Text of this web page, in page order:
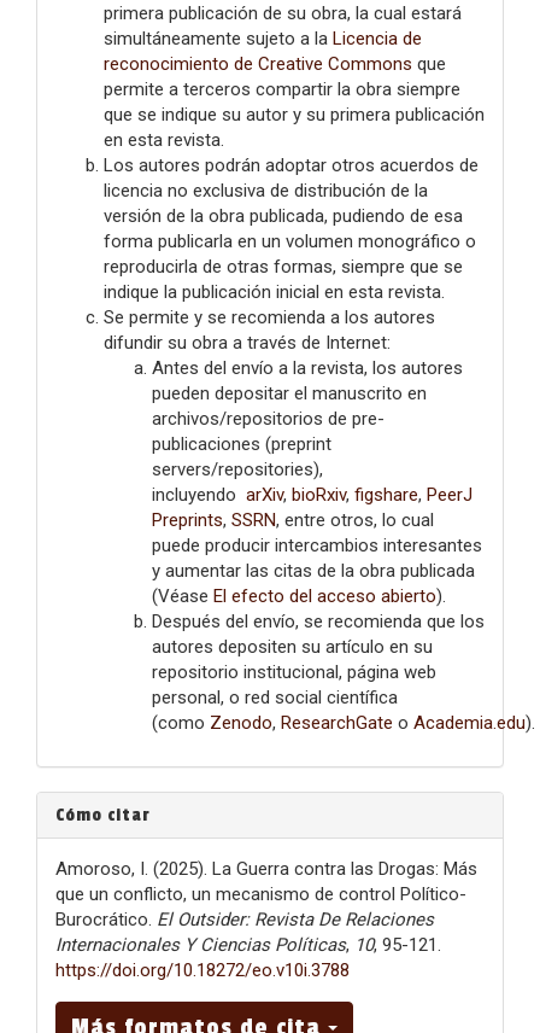
primera publicación de su obra, la cual estará
simultáneamente sujeto a la Licencia de
reconocimiento de Creative Commons que
permite a terceros compartir la obra siempre
que se indique su autor y su primera publicación
en esta revista.
Los autores podrán adoptar otros acuerdos de
licencia no exclusiva de distribución de la
versión de la obra publicada, pudiendo de esa
forma publicarla en un volumen monográfico o
reproducirla de otras formas, siempre que se
indique la publicación inicial en esta revista.
Se permite y se recomienda a los autores
difundir su obra a través de Internet:
Antes del envío a la revista, los autores
pueden depositar el manuscrito en
archivos/repositorios de pre-
publicaciones (preprint
servers/repositories),
incluyendo arXiv, bioRxiv, figshare, PeerJ
Preprints, SSRN, entre otros, lo cual
puede producir intercambios interesantes
y aumentar las citas de la obra publicada
(Véase El efecto del acceso abierto).
Después del envío, se recomienda que los
autores depositen su artículo en su
repositorio institucional, página web
personal, o red social científica
(como Zenodo, ResearchGate o Academia.edu).
Cómo citar
Amoroso, I. (2025). La Guerra contra las Drogas: Más
que un conflicto, un mecanismo de control Político-
Burocrático. El Outsider: Revista De Relaciones
Internacionales Y Ciencias Políticas, 10, 95-121.
https://doi.org/10.18272/eo.v10i.3788